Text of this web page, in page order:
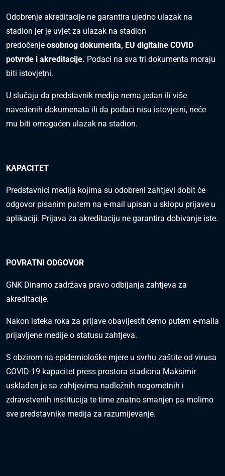
Odobrenje akreditacije ne garantira ujedno ulazak na
stadion jer je uvjet za ulazak na stadion
predočenje osobnog dokumenta, EU digitalne COVID
potvrde i akreditacije. Podaci na sva tri dokumenta moraju
biti istovjetni.
U slučaju da predstavnik medija nema jedan ili više
navedenih dokumenata ili da podaci nisu istovjetni, neće
mu biti omogućen ulazak na stadion.
KAPACITET
Predstavnici medija kojima su odobreni zahtjevi dobit će
odgovor pisanim putem na e-mail upisan u sklopu prijave u
aplikaciji. Prijava za akreditaciju ne garantira dobivanje iste.
POVRATNI ODGOVOR
GNK Dinamo zadržava pravo odbijanja zahtjeva za
akreditacije.
Nakon isteka roka za prijave obavijestit ćemo putem e-maila
prijavljene medije o statusu zahtjeva.
S obzirom na epidemiološke mjere u svrhu zaštite od virusa
COVID-19 kapacitet press prostora stadiona Maksimir
usklađen je sa zahtjevima nadležnih nogometnih i
zdravstvenih institucija te time znatno smanjen pa molimo
sve predstavnike medija za razumijevanje.